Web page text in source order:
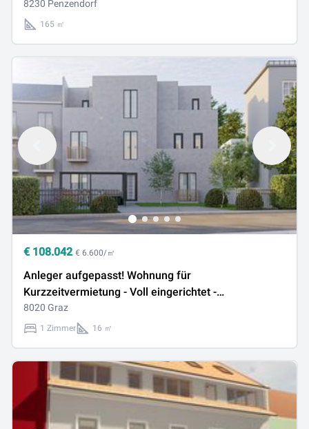
8230 Penzendorf
165 ㎡
€ 108.042 € 6.600/㎡
Anleger aufgepasst! Wohnung für
Kurzzeitvermietung - Voll eingerichtet -
Fertigstellung Juni 2026
8020 Graz
1 Zimmer 16 ㎡